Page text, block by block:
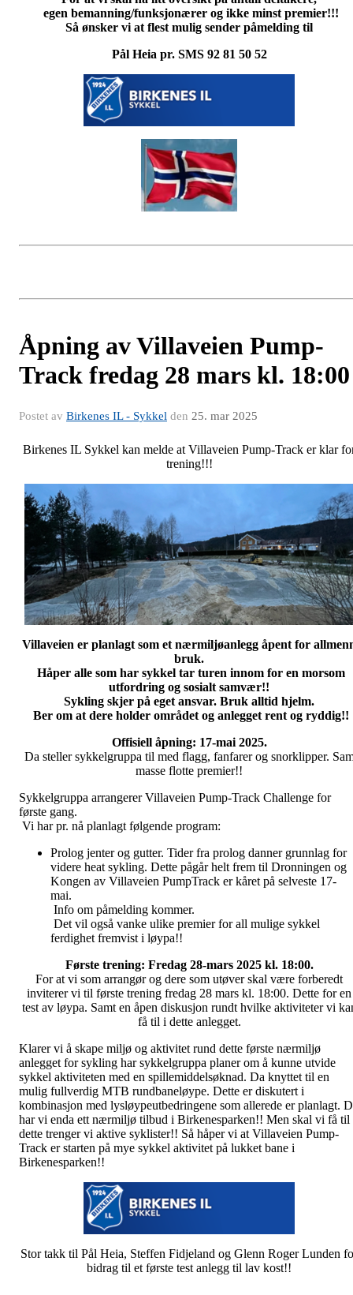
egen bemanning/funksjonærer og ikke minst premier!!!
Så ønsker vi at flest mulig sender påmelding til
Pål Heia pr. SMS 92 81 50 52
Åpning av Villaveien Pump-
Track fredag 28 mars kl. 18:00
Postet av Birkenes IL - Sykkel den 25. mar 2025
Birkenes IL Sykkel kan melde at Villaveien Pump-Track er klar
trening!!!
Villaveien er planlagt som et nærmiljøanlegg åpent for
bruk.
Håper alle som har sykkel tar turen innom for en morsom
utfordring og sosialt samvær!!
Sykling skjer på eget ansvar. Bruk alltid hjelm.
Ber om at dere holder området og anlegget rent og ryddig!!
Offisiell åpning: 17-mai 2025.
Da steller sykkelgruppa til med flagg, fanfarer og snorklipper.
masse flotte premier!!
Sykkelgruppa arrangerer Villaveien Pump-Track Challenge for
første gang.
Vi har pr. nå planlagt følgende program:
Prolog jenter og gutter. Tider fra prolog danner grunnlag for
videre heat sykling. Dette pågår helt frem til Dronningen og
Kongen av Villaveien PumpTrack er kåret på selveste 17-
mai.
Info om påmelding kommer.
Det vil også vanke ulike premier for all mulige sykkel
ferdighet fremvist i løypa!!
Første trening: Fredag 28-mars 2025 kl. 18:00.
For at vi som arrangør og dere som utøver skal være forberedt
inviterer vi til første trening fredag 28 mars kl. 18:00. Dette for en
test av løypa. Samt en åpen diskusjon rundt hvilke aktiviteter vi
få til i dette anlegget.
Klarer vi å skape miljø og aktivitet rund dette første nærmiljø
anlegget for sykling har sykkelgruppa planer om å kunne utvide
sykkel aktiviteten med en spillemiddelsøknad. Da knyttet til en
mulig fullverdig MTB rundbaneløype. Dette er diskutert i
kombinasjon med lysløypeutbedringene som allerede er planlagt.
har vi enda ett nærmiljø tilbud i Birkenesparken!! Men skal vi få til
dette trenger vi aktive syklister!! Så håper vi at Villaveien Pump-
Track er starten på mye sykkel aktivitet på lukket bane i
Birkenesparken!!
Stor takk til Pål Heia, Steffen Fidjeland og Glenn Roger Lunden
bidrag til et første test anlegg til lav kost!!